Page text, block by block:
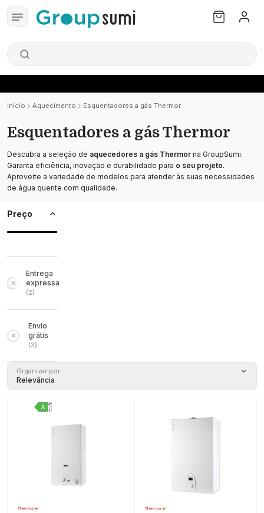
Início Aquecimento Esquentadores a gás Thermor
Esquentadores a gás Thermor
Descubra a seleção de aquecedores a gás Thermor na GroupSumi.
Garanta eficiência, inovação e durabilidade para o seu projeto.
Aproveite a variedade de modelos para atender às suas necessidades
de água quente com qualidade.
Preço
Entrega
expressa
(2)
Envio
grátis
(3)
Organizar por
Relevância